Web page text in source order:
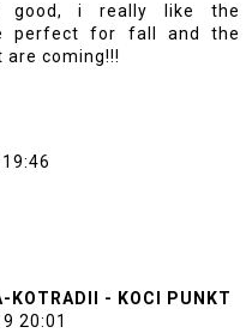
good, i really like the
perfect for fall and the
coming!!!
KOTRADII - KOCI PUNKT
20:01